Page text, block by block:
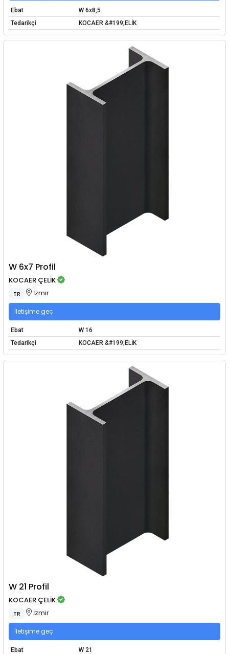
Ebat
W 6x8,5
Tedarikçi
KOCAER &#199;ELİK
W 6x7 Profil
KOCAER ÇELİK
TR İzmir
İletişime geç
Ebat
W 16
Tedarikçi
KOCAER &#199;ELİK
W 21 Profil
KOCAER ÇELİK
TR İzmir
İletişime geç
Ebat
W 21